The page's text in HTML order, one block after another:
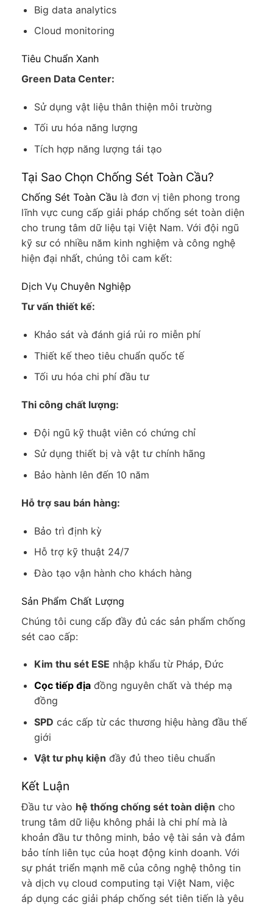
Big data analytics
Cloud monitoring
Tiêu Chuẩn Xanh
Green Data Center:
Sử dụng vật liệu thân thiện môi trường
Tối ưu hóa năng lượng
Tích hợp năng lượng tái tạo
Tại Sao Chọn Chống Sét Toàn Cầu?
Chống Sét Toàn Cầu là đơn vị tiên phong trong
lĩnh vực cung cấp giải pháp chống sét toàn diện
cho trung tâm dữ liệu tại Việt Nam. Với đội ngũ
kỹ sư có nhiều năm kinh nghiệm và công nghệ
hiện đại nhất, chúng tôi cam kết:
Dịch Vụ Chuyên Nghiệp
Tư vấn thiết kế:
Khảo sát và đánh giá rủi ro miễn phí
Thiết kế theo tiêu chuẩn quốc tế
Tối ưu hóa chi phí đầu tư
Thi công chất lượng:
Đội ngũ kỹ thuật viên có chứng chỉ
Sử dụng thiết bị và vật tư chính hãng
Bảo hành lên đến 10 năm
Hỗ trợ sau bán hàng:
Bảo trì định kỳ
Hỗ trợ kỹ thuật 24/7
Đào tạo vận hành cho khách hàng
Sản Phẩm Chất Lượng
Chúng tôi cung cấp đầy đủ các sản phẩm chống
sét cao cấp:
Kim thu sét ESE nhập khẩu từ Pháp, Đức
Cọc tiếp địađồng nguyên chất và thép mạ
đồng
SPD các cấp từ các thương hiệu hàng đầu thế
giới
Vật tư phụ kiện đầy đủ theo tiêu chuẩn
Kết Luận
Đầu tư vào hệ thống chống sét toàn diện cho
trung tâm dữ liệu không phải là chi phí mà là
khoản đầu tư thông minh, bảo vệ tài sản và đảm
bảo tính liên tục của hoạt động kinh doanh. Với
sự phát triển mạnh mẽ của công nghệ thông tin
và dịch vụ cloud computing tại Việt Nam, việc
áp dụng các giải pháp chống sét tiên tiến là yêu